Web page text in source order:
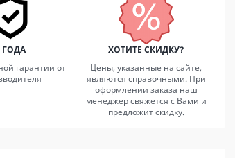
ГОДА
гарантии от
ХОТИТЕ СКИДКУ?
Цены, указанные на сайте,
являются справочными. При
оформлении заказа наш
менеджер свяжется с Вами и
предложит скидку.